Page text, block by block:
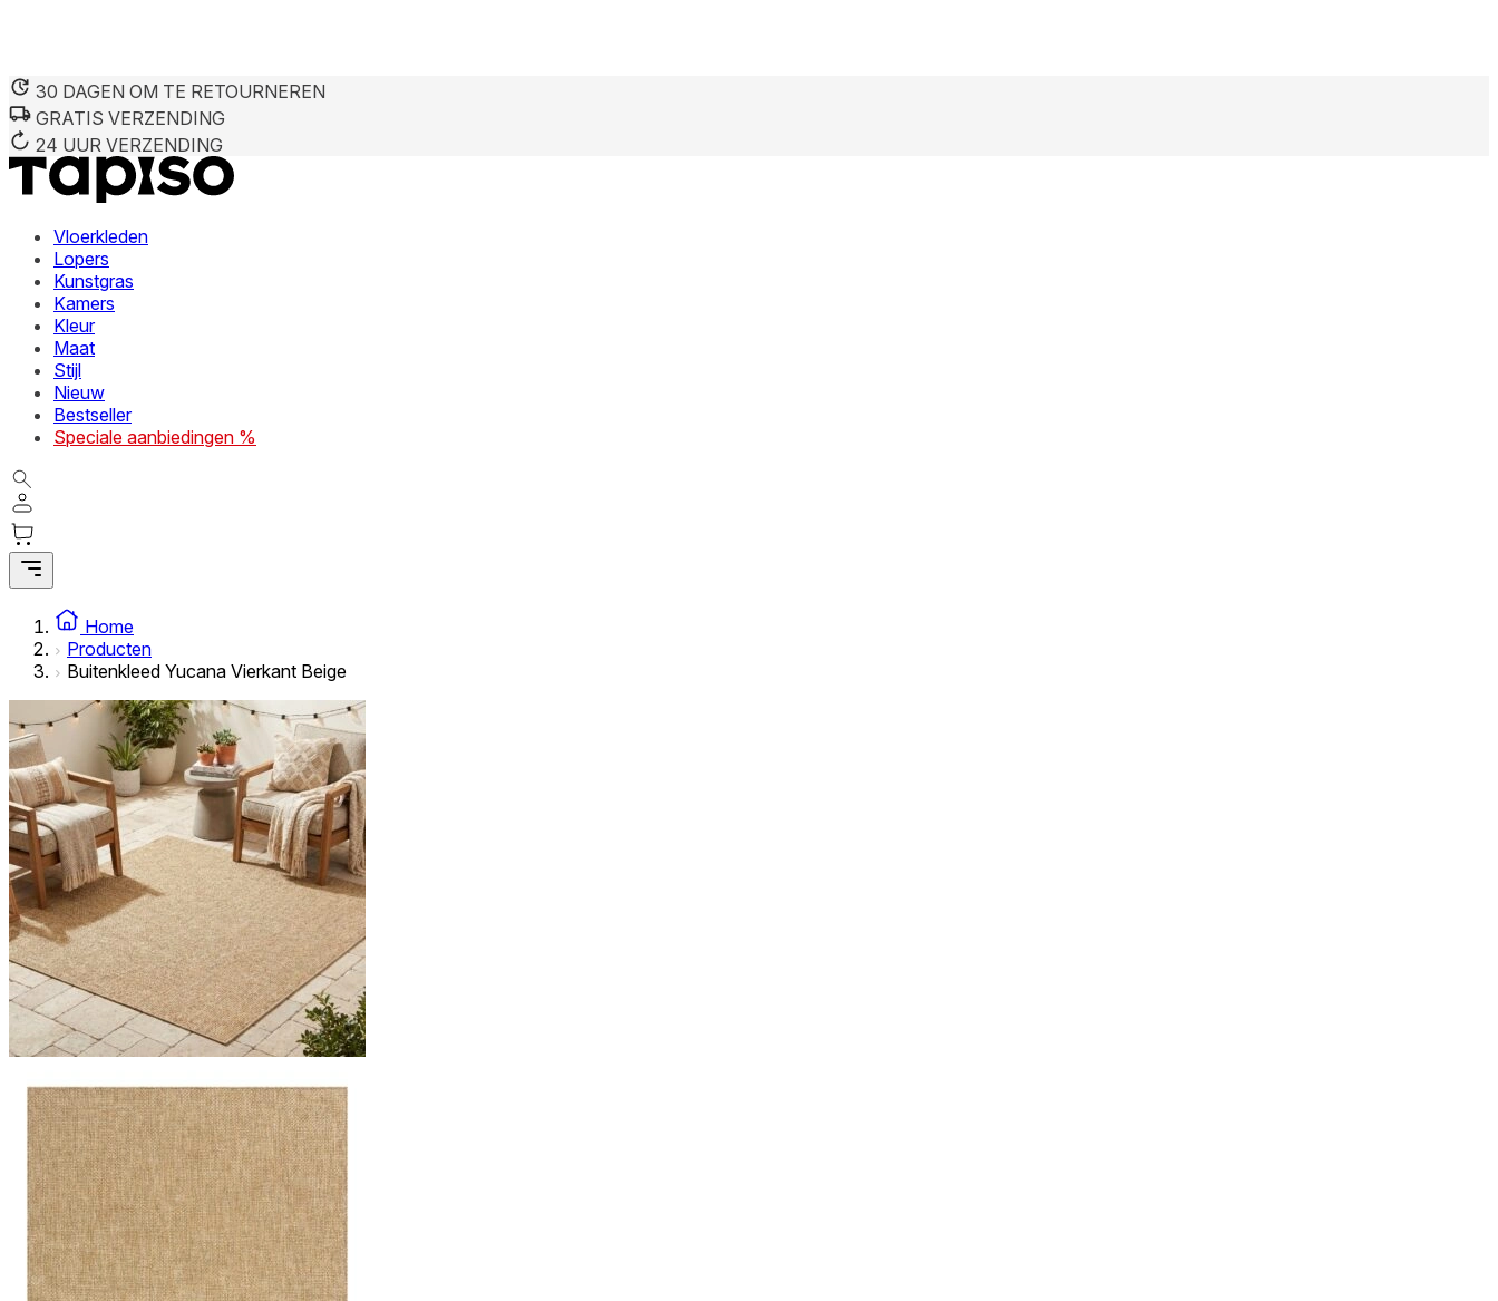
30 DAGEN OM TE RETOURNEREN
GRATIS VERZENDING
24 UUR VERZENDING
Vloerkleden
Lopers
Kunstgras
Kamers
Kleur
Maat
Stijl
Nieuw
Bestseller
Speciale aanbiedingen %
Home
Producten
Buitenkleed Yucana Vierkant Beige